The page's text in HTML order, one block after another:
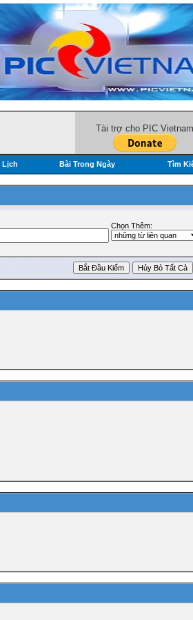
Tài trợ cho PIC Vietnam
Lịch Bài Trong Ngày Tìm
Chọn Thêm: